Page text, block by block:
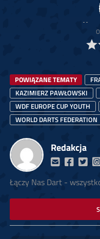
POWIĄZANE TEMATY
KAZIMIERZ PAWŁOWSKI
WDF EUROPE CUP YOUTH
WORLD DARTS FEDERATION
Redakcja
Łączy Nas Dart -